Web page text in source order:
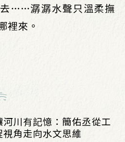
……潺潺水聲只溫柔撫
裡來。
河川有記憶：簡佑丞從工
視角走向水文思維